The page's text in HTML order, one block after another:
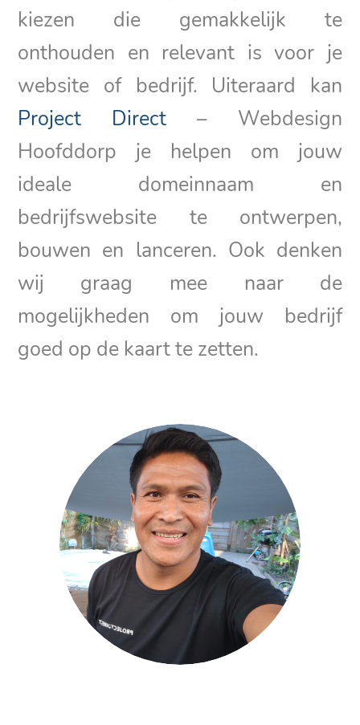
kiezen die gemakkelijk te
onthouden en relevant is voor je
website of bedrijf. Uiteraard kan
Project Direct– Webdesign
Hoofddorp je helpen om jouw
ideale domeinnaam en
bedrijfswebsite te ontwerpen,
bouwen en lanceren. Ook denken
wij graag mee naar de
mogelijkheden om jouw bedrijf
goed op de kaart te zetten.